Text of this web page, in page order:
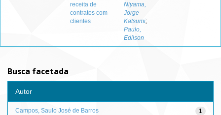
receita de
contratos com
clientes
Niyama,
Jorge
Katsumi;
Paulo,
Edilson
Busca facetada
Autor
1
Campos, Saulo José de Barros